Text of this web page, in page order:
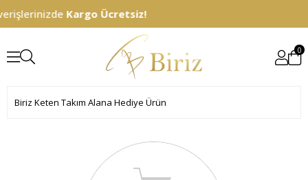
0
Biriz Keten Takım Alana Hediye Ürün
Kargo Ücretsiz!